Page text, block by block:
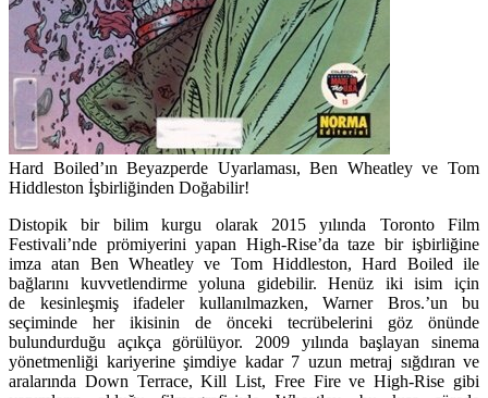
Hard Boiled’ın Beyazperde Uyarlaması, Ben Wheatley ve Tom
Hiddleston İşbirliğinden Doğabilir!
Distopik bir bilim kurgu olarak 2015 yılında Toronto Film
Festivali’nde prömiyerini yapan High-Rise’da taze bir işbirliğine
imza atan Ben Wheatley ve Tom Hiddleston, Hard Boiled ile
bağlarını kuvvetlendirme yoluna gidebilir. Henüz iki isim için
de kesinleşmiş ifadeler kullanılmazken, Warner Bros.’un bu
seçiminde her ikisinin de önceki tecrübelerini göz önünde
bulundurduğu açıkça görülüyor. 2009 yılında başlayan sinema
yönetmenliği kariyerine şimdiye kadar 7 uzun metraj sığdıran ve
aralarında Down Terrace, Kill List, Free Fire ve High-Rise gibi